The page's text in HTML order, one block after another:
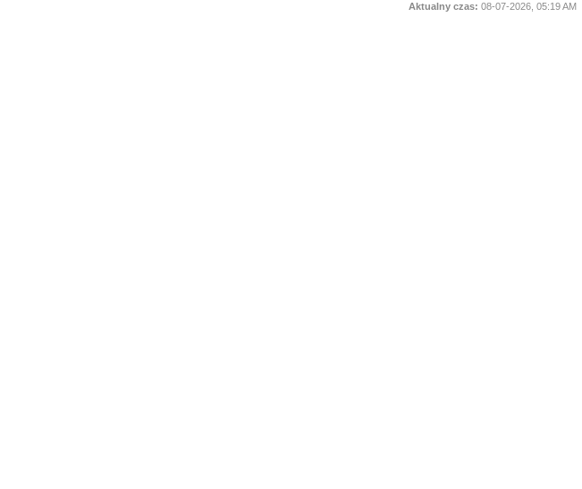
Aktualny czas: 08-07-2026, 05:19 AM